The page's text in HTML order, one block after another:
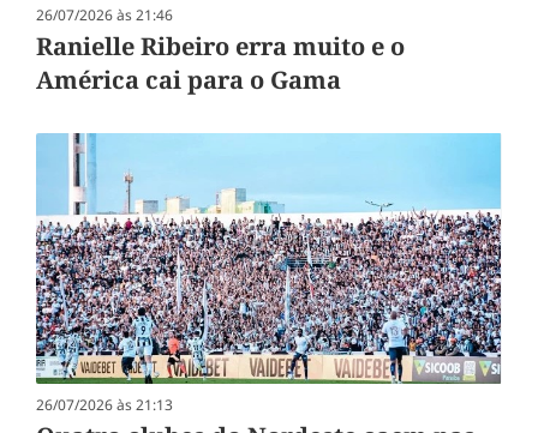
26/07/2026 às 21:46
Ranielle Ribeiro erra muito e o
América cai para o Gama
26/07/2026 às 21:13